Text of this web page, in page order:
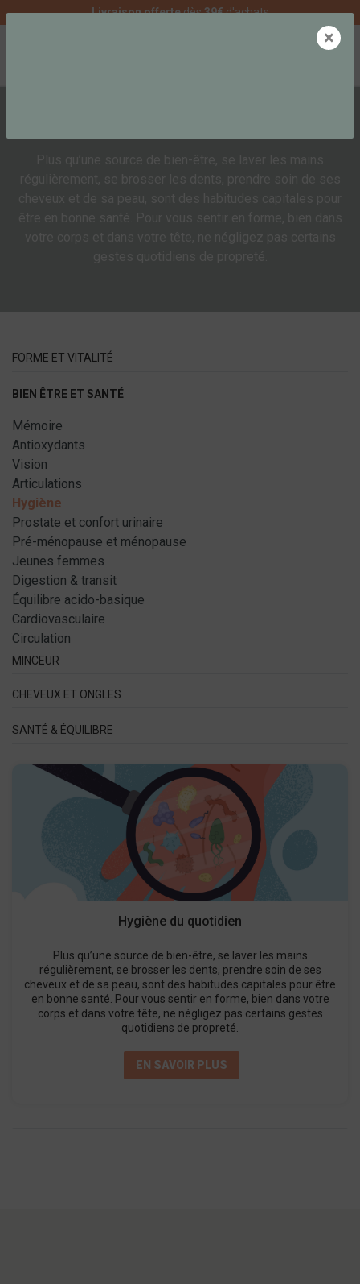
Livraison offertedès39€d'achats
FORME ET VITALITÉ
BIEN ÊTRE ET SANTÉ
Mémoire
Antioxydants
Vision
Articulations
Hygiène
Prostate et confort urinaire
Pré-ménopause et ménopause
Jeunes femmes
Digestion & transit
Équilibre acido-basique
Cardiovasculaire
Circulation
MINCEUR
CHEVEUX ET ONGLES
SANTÉ & ÉQUILIBRE
Hygiène du quotidien
Plus qu’une source de bien-être, se laver les mains
régulièrement, se brosser les dents, prendre soin de ses
cheveux et de sa peau, sont des habitudes capitales pour être
en bonne santé. Pour vous sentir en forme, bien dans votre
corps et dans votre tête, ne négligez pas certains gestes
quotidiens de propreté.
EN SAVOIR PLUS
×